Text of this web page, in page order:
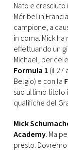
Nato e cresciuto
Méribel in
campione, a
in coma. Mick
effettuando un
Michael, per
Formula 1 (il 27
Belgio) e con la
suo ultimo titolo
qualifiche del
Mick
Academy. Ma
presto.